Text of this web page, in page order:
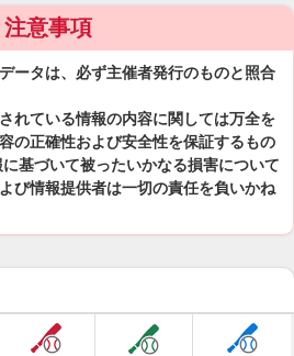
注意事項
ータは、必ず主催者発行のものと照合
れている情報の内容に関しては万全を
の正確性および安全性を保証するもの
基づいて被ったいかなる損害について
び情報提供者は一切の責任を負いかね